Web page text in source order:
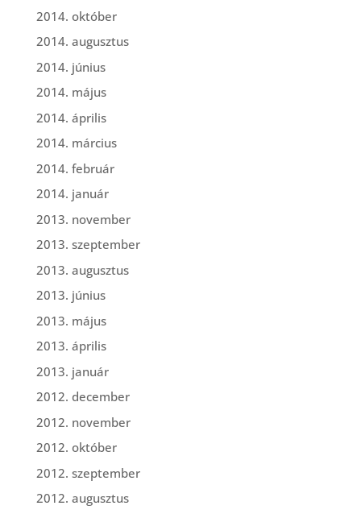
2014. október
2014. augusztus
2014. június
2014. május
2014. április
2014. március
2014. február
2014. január
2013. november
2013. szeptember
2013. augusztus
2013. június
2013. május
2013. április
2013. január
2012. december
2012. november
2012. október
2012. szeptember
2012. augusztus